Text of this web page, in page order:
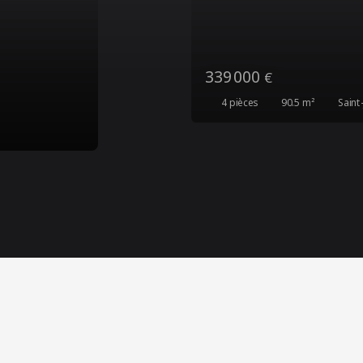
386 000
4pièces 105 m²